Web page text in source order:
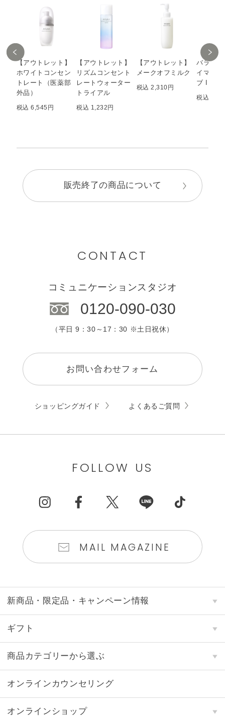
【アウトレット】
ホワイトコンセン
トレート（医薬部
外品）
税込 6,545円
【アウトレット】
リズムコンセント
レートウォーター
トライアル
税込 1,232円
【アウトレット】
メークオフミルク
税込 2,310円
バラン
イマー
ブ II (医
税込
販売終了の商品について
CONTACT
コミュニケーションスタジオ
0120-090-030
（平日 9：30～17：30 ※土日祝休）
お問い合わせフォーム
ショッピングガイド よくあるご質問
FOLLOW US
MAIL MAGAZINE
新商品・限定品・キャンペーン情報
ギフト
商品カテゴリーから選ぶ
オンラインカウンセリング
オンラインショップ